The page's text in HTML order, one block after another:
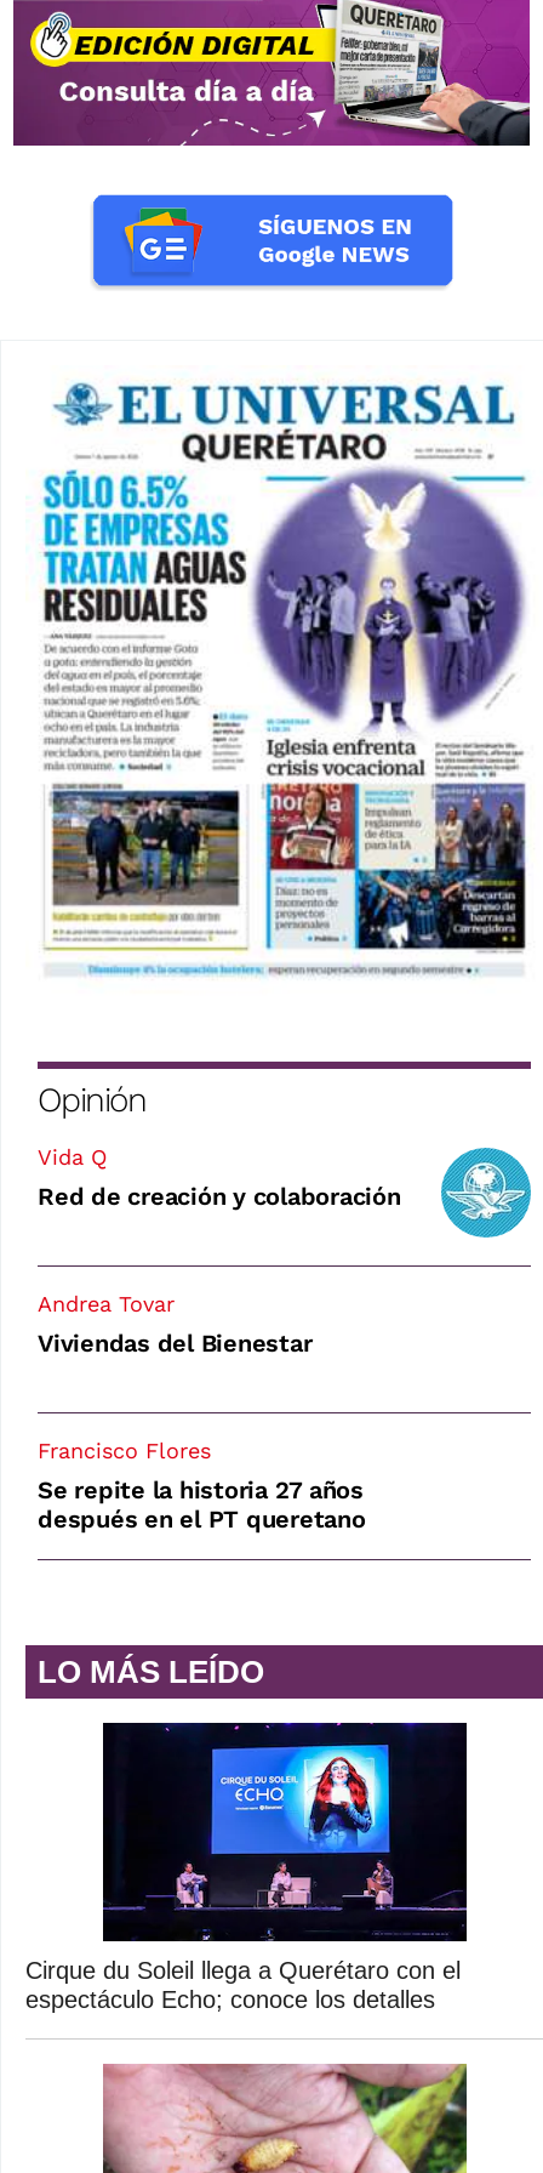
Opinión
Vida Q
Red de creación y colaboración
Andrea Tovar
Viviendas del Bienestar
Francisco Flores
Se repite la historia 27 años
después en el PT queretano
LO MÁS LEÍDO
Cirque du Soleil llega a Querétaro con el
espectáculo Echo; conoce los detalles